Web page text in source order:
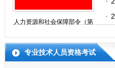
人力资源和社会保障部令（第
30号）
专业技术人员资格考试